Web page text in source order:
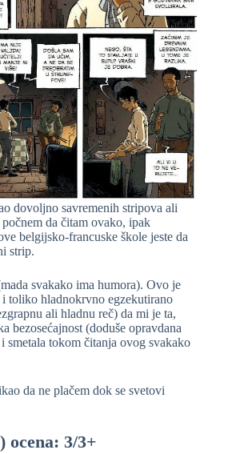
dovoljno savremenih stripova ali
da čitam ovako, ipak
belgijsko-francuske škole jeste da
strip.
svakako ima humora). Ovo je
toliko hladnokrvno egzekutirano
ali hladnu reč) da mi je ta,
bezosećajnost (doduše opravdana
smetala tokom čitanja ovog svakako
da ne plačem dok se svetovi
ocena: 3/3+